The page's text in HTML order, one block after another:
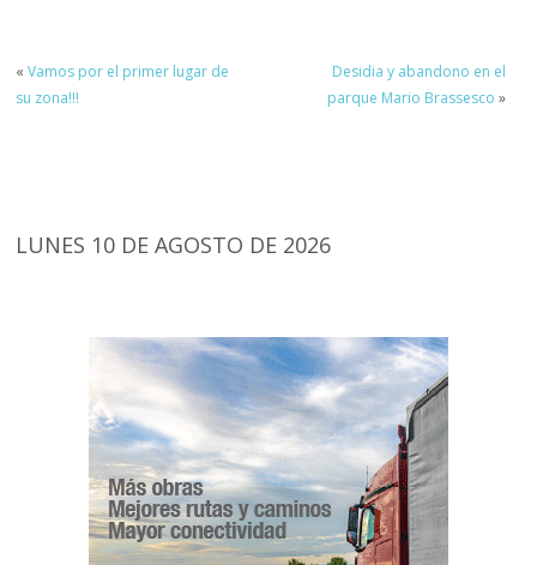
«Vamos por el primer lugar de
su zona!!!
Desidia y abandono en el
parque Mario Brassesco »
LUNES 10 DE AGOSTO DE 2026